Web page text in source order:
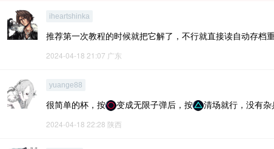
iheartshinka
推荐第一次教程的时候就把它解了，不行就直接读自动存档
2024-04-18 21:07 广东
yuange88
很简单的杯，按 变成无限子弹后，按 清场就行，没有
2024-04-18 22:28 陕西